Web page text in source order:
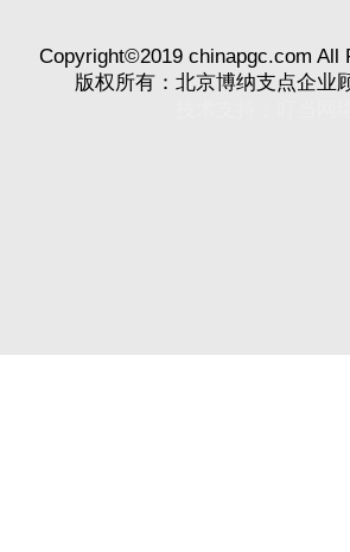
Copyright©2019 chinapgc.com All
版权所有：北京博纳支点企业